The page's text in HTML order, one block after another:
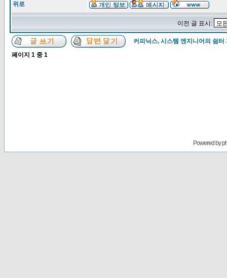
위로
이전 글 표시:
커피닉스, 시스템 엔지니어의 쉼터
페이지 1 중 1
Powered by